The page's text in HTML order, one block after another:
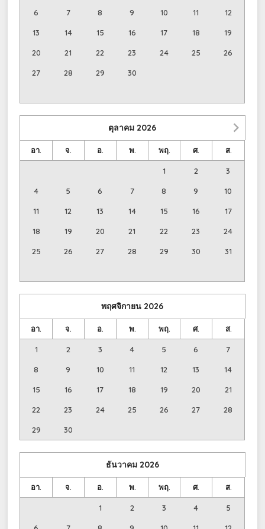
6 7 8 9 10 11 12
13 14 15 16 17 18 19
20 21 22 23 24 25 26
27 28 29 30
ตุลาคม 2026
อา. จ. อ. พ. พฤ. ศ. ส.
1 2 3
4 5 6 7 8 9 10
11 12 13 14 15 16 17
18 19 20 21 22 23 24
25 26 27 28 29 30 31
พฤศจิกายน 2026
อา. จ. อ. พ. พฤ. ศ. ส.
1 2 3 4 5 6 7
8 9 10 11 12 13 14
15 16 17 18 19 20 21
22 23 24 25 26 27 28
29 30
ธันวาคม 2026
อา. จ. อ. พ. พฤ. ศ. ส.
1 2 3 4 5